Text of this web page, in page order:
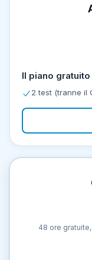
Il piano
2 test (tranne il
48 ore